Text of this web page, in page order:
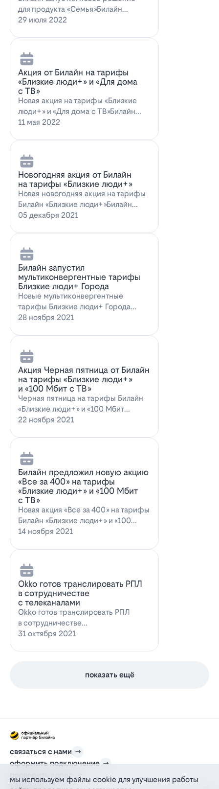
для продукта «Семья»Билайн
объявил о запуске новых возможн…
29 июля 2022
Акция от Билайн на тарифы
«Близкие люди+» и «Для дома
с ТВ»
Новая акция на тарифы «Близкие
люди+» и «Для дома с ТВ»Билайн
предлагает выг…
11 мая 2022
Новогодняя акция от Билайн
на тарифы «Близкие люди+»
Новая новогодняя акция на тарифы
Билайн «Близкие люди+»Билайн
предлагает новогоднее пред…
05 декабря 2021
Билайн запустил
мультиконвергентные тарифы
Близкие люди+ Города
Новые мультиконвергентные
тарифы Близкие люди+ Города
от БилайнОператор Билайн радует
28 ноября 2021
Акция Черная пятница от Билайн
на тарифы «Близкие люди+»
и «100 Мбит с ТВ»
Черная пятница на тарифы Билайн
«Близкие люди+» и «100 Мбит
с ТВ»Билайн пред…
22 ноября 2021
Билайн предложил новую акцию
«Все за 400» на тарифы
«Близкие люди+» и «100 Мбит
с ТВ»
Новая акция «Все за 400» на тарифы
Билайн «Близкие люди+» и «100
Мбит…
14 ноября 2021
Оkko готов транслировать РПЛ
в сотрудничестве
с телеканалами
Оkko готов транслировать РПЛ
в сотрудничестве
с каналамиВидеосервис Okko
31 октября 2021
показать ещё
связаться с нами
оформить подключение
проверить адрес
для дома
мы используем файлы cookie для улучшения работы